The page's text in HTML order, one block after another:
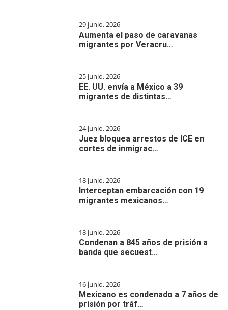
29 junio, 2026
Aumenta el paso de caravanas
migrantes por Veracru…
25 junio, 2026
EE. UU. envía a México a 39
migrantes de distintas…
24 junio, 2026
Juez bloquea arrestos de ICE en
cortes de inmigrac…
18 junio, 2026
Interceptan embarcación con 19
migrantes mexicanos…
18 junio, 2026
Condenan a 845 años de prisión a
banda que secuest…
16 junio, 2026
Mexicano es condenado a 7 años de
prisión por tráf…